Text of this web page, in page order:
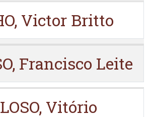
Victor Britto
Francisco Leite
Vitório